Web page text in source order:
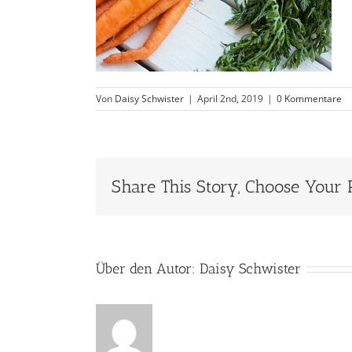
Von Daisy Schwister | April 2nd, 2019 | 0 Kommentare
Share This Story, Choose Your
Über den Autor: Daisy Schwister